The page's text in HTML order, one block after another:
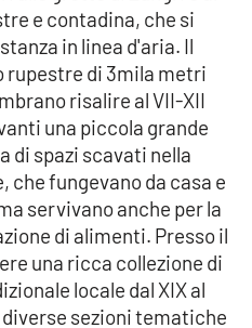
e contadina, che si
in linea d'aria. Il
rupestre di 3mila metri
risalire al VII-XII
una piccola grande
di spazi scavati nella
fungevano da casa e
servivano anche per la
di alimenti. Presso il
una ricca collezione di
locale dal XIX al
sezioni tematiche